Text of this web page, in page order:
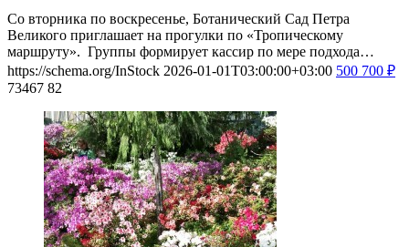
Со вторника по воскресенье, Ботанический Сад Петра
Великого приглашает на прогулки по «Тропическому
маршруту». Группы формирует кассир по мере подхода…
https://schema.org/InStock 2026-01-01T03:00:00+03:00 500 700 ₽
73467 82